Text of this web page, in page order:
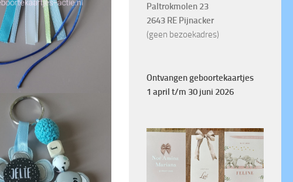
Paltrokmolen 23
2643 RE Pijnacker
(geen bezoekadres)
Ontvangen geboortekaartjes
1 april t/m 30 juni 2026